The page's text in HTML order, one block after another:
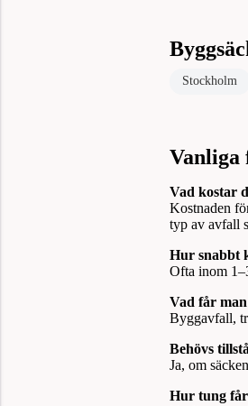
Stockholm
Vanliga
Vad kostar
Kostnaden
typ av avfall
Hur snabbt
Ofta inom
Vad får man
Byggavfall,
Behövs
Ja, om
Hur tung